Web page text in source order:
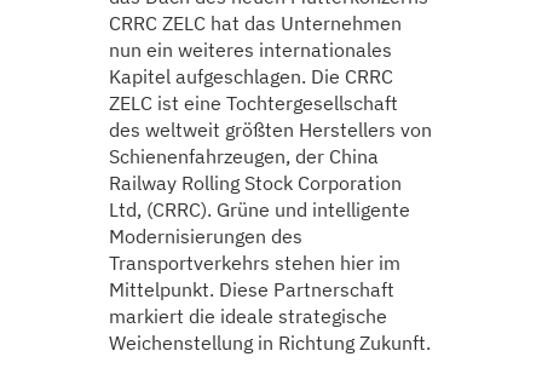
CRRC ZELC hat das Unternehmen
nun ein weiteres internationales
Kapitel aufgeschlagen. Die CRRC
ZELC ist eine Tochtergesellschaft
des weltweit größten Herstellers von
Schienenfahrzeugen, der China
Railway Rolling Stock Corporation
Ltd, (CRRC). Grüne und intelligente
Modernisierungen des
Transportverkehrs stehen hier im
Mittelpunkt. Diese Partnerschaft
markiert die ideale strategische
Weichenstellung in Richtung Zukunft.